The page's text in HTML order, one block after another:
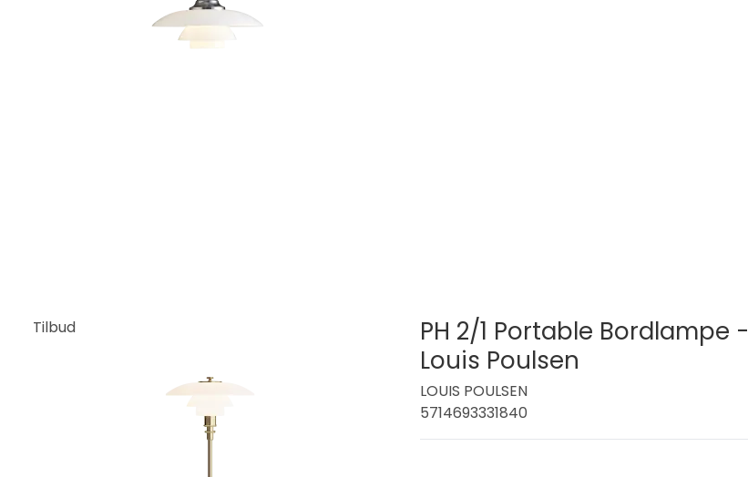
Tilbud
PH 2/1 Portable Bordlampe -
Louis Poulsen
LOUIS POULSEN
5714693331840